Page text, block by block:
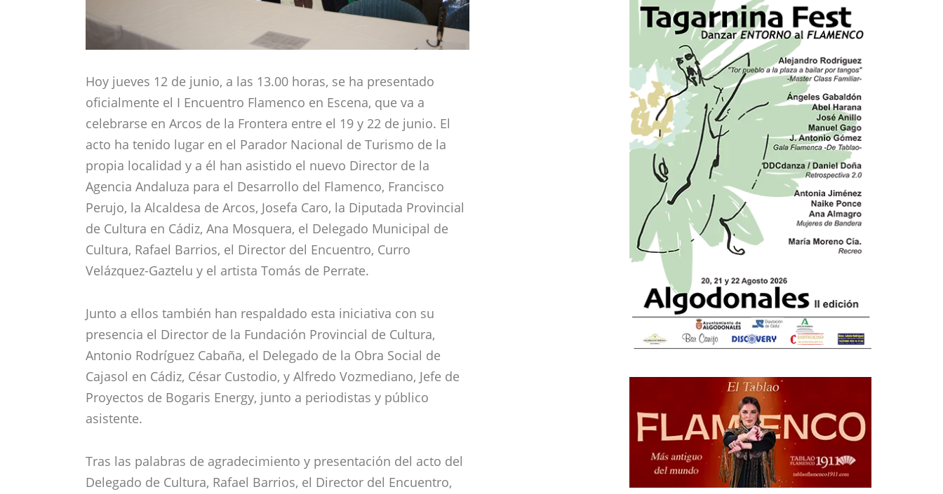
Hoy jueves 12 de junio, a las 13.00 horas, se ha presentado
oficialmente el I Encuentro Flamenco en Escena, que va a
celebrarse en Arcos de la Frontera entre el 19 y 22 de junio. El
acto ha tenido lugar en el Parador Nacional de Turismo de la
propia localidad y a él han asistido el nuevo Director de la
Agencia Andaluza para el Desarrollo del Flamenco, Francisco
Perujo, la Alcaldesa de Arcos, Josefa Caro, la Diputada Provincial
de Cultura en Cádiz, Ana Mosquera, el Delegado Municipal de
Cultura, Rafael Barrios, el Director del Encuentro, Curro
Velázquez-Gaztelu y el artista Tomás de Perrate.
Junto a ellos también han respaldado esta iniciativa con su
presencia el Director de la Fundación Provincial de Cultura,
Antonio Rodríguez Cabaña, el Delegado de la Obra Social de
Cajasol en Cádiz, César Custodio, y Alfredo Vozmediano, Jefe de
Proyectos de Bogaris Energy, junto a periodistas y público
asistente.
Tras las palabras de agradecimiento y presentación del acto del
Delegado de Cultura, Rafael Barrios, el Director del Encuentro,